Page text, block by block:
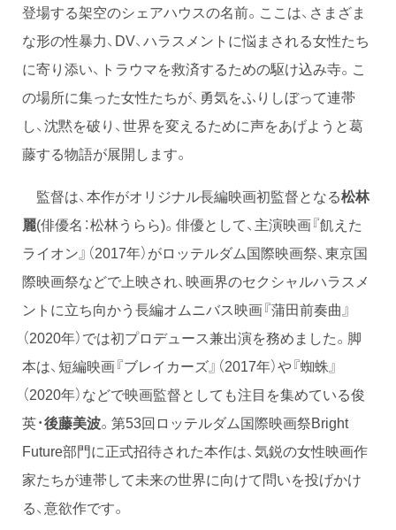
登場する架空のシェアハウスの名前。ここは、さまざま
な形の性暴力、DV、ハラスメントに悩まされる女性たち
に寄り添い、トラウマを救済するための駆け込み寺。こ
の場所に集った女性たちが、勇気をふりしぼって連帯
し、沈黙を破り、世界を変えるために声をあげようと葛
藤する物語が展開します。
監督は、本作がオリジナル長編映画初監督となる松林
麗(俳優名：松林うらら)。俳優として、主演映画『飢えた
ライオン』（2017年）がロッテルダム国際映画祭、東京国
際映画祭などで上映され、映画界のセクシャルハラスメ
ントに立ち向かう長編オムニバス映画『蒲田前奏曲』
（2020年）では初プロデュース兼出演を務めました。脚
本は、短編映画『ブレイカーズ』（2017年）や『蜘蛛』
（2020年）などで映画監督としても注目を集めている俊
英・後藤美波。第53回ロッテルダム国際映画祭Bright
Future部門に正式招待された本作は、気鋭の女性映画作
家たちが連帯して未来の世界に向けて問いを投げかけ
る、意欲作です。